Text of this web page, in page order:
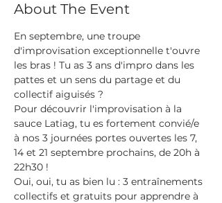
About The Event
En septembre, une troupe
d'improvisation exceptionnelle t'ouvre
les bras ! Tu as 3 ans d'impro dans les
pattes et un sens du partage et du
collectif aiguisés ?
Pour découvrir l'improvisation à la
sauce Latiag, tu es fortement convié/e
à nos 3 journées portes ouvertes les 7,
14 et 21 septembre prochains, de 20h à
22h30 !
Oui, oui, tu as bien lu : 3 entraînements
collectifs et gratuits pour apprendre à